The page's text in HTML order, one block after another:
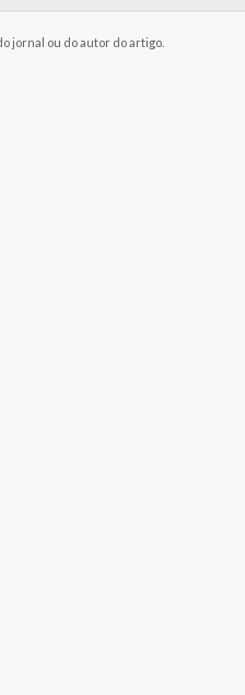
jornal ou do autor do artigo.